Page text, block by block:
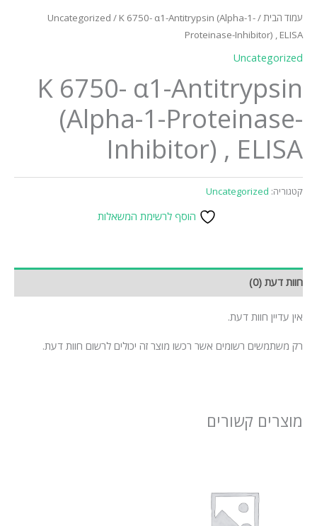
עמוד הבית/
Uncategorized / K 6750- α1-Antitrypsin (Alpha-1-
Proteinase-Inhibitor) , ELISA
Uncategorized
K 6750- α1-Antitrypsin
(Alpha-1-Proteinase-
Inhibitor) , ELISA
קטגוריה: Uncategorized
הוסף לרשימת המשאלות
חוות דעת (0)
אין עדיין חוות דעת.
רק משתמשים רשומים אשר רכשו מוצר זה יכולים לרשום חוות דעת.
מוצרים קשורים